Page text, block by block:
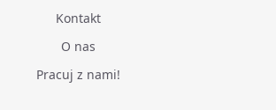
Kontakt
O nas
Pracuj z nami!